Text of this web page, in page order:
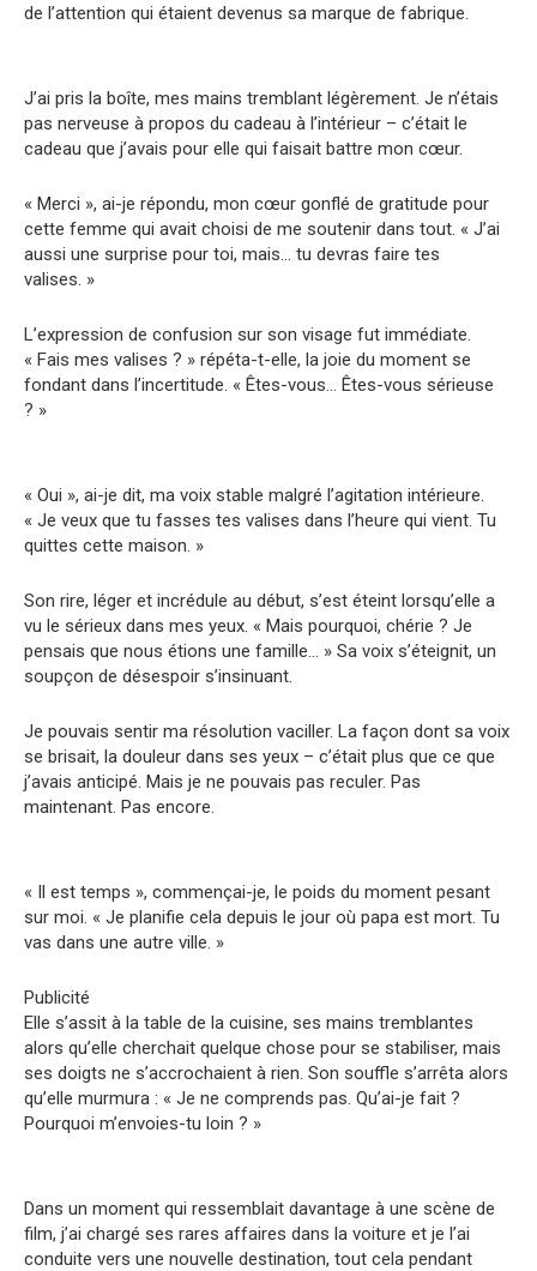
de l’attention qui étaient devenus sa marque de fabrique.
J’ai pris la boîte, mes mains tremblant légèrement. Je n’étais
pas nerveuse à propos du cadeau à l’intérieur – c’était le
cadeau que j’avais pour elle qui faisait battre mon cœur.
« Merci », ai-je répondu, mon cœur gonflé de gratitude pour
cette femme qui avait choisi de me soutenir dans tout. « J’ai
aussi une surprise pour toi, mais… tu devras faire tes
valises. »
L’expression de confusion sur son visage fut immédiate.
« Fais mes valises ? » répéta-t-elle, la joie du moment se
fondant dans l’incertitude. « Êtes-vous… Êtes-vous sérieuse
? »
« Oui », ai-je dit, ma voix stable malgré l’agitation intérieure.
« Je veux que tu fasses tes valises dans l’heure qui vient. Tu
quittes cette maison. »
Son rire, léger et incrédule au début, s’est éteint lorsqu’elle a
vu le sérieux dans mes yeux. « Mais pourquoi, chérie ? Je
pensais que nous étions une famille… » Sa voix s’éteignit, un
soupçon de désespoir s’insinuant.
Je pouvais sentir ma résolution vaciller. La façon dont sa voix
se brisait, la douleur dans ses yeux – c’était plus que ce que
j’avais anticipé. Mais je ne pouvais pas reculer. Pas
maintenant. Pas encore.
« Il est temps », commençai-je, le poids du moment pesant
sur moi. « Je planifie cela depuis le jour où papa est mort. Tu
vas dans une autre ville. »
Publicité
Elle s’assit à la table de la cuisine, ses mains tremblantes
alors qu’elle cherchait quelque chose pour se stabiliser, mais
ses doigts ne s’accrochaient à rien. Son souffle s’arrêta alors
qu’elle murmura : « Je ne comprends pas. Qu’ai-je fait ?
Pourquoi m’envoies-tu loin ? »
Dans un moment qui ressemblait davantage à une scène de
film, j’ai chargé ses rares affaires dans la voiture et je l’ai
conduite vers une nouvelle destination, tout cela pendant